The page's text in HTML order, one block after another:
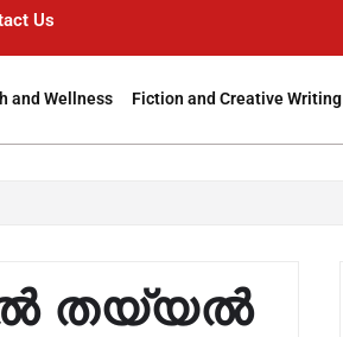
Us
and Wellness Fiction and Creative Writing
തയ്യൽ